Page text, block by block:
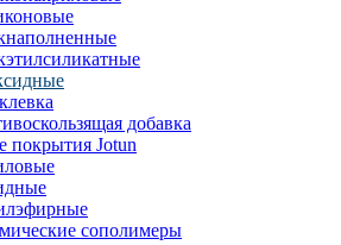
добавка
Jotun
сополимеры